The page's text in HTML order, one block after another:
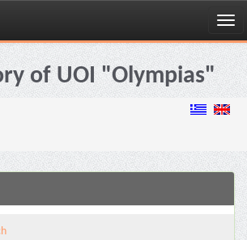
of UOI "Olympias"